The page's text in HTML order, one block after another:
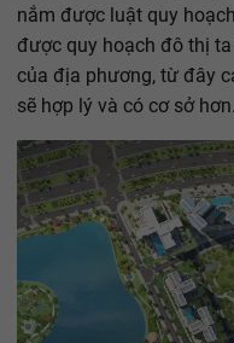
nắm được luật quy
được quy hoạch đô thị
của địa phương, từ đây
sẽ hợp lý và có cơ sở hơn.